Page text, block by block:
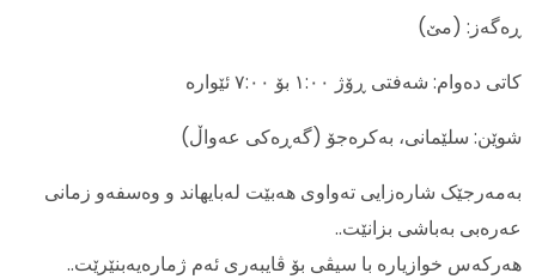
ڕەگەز: (مێ)
کاتی دەوام: شەفتی ڕۆژ ١:٠٠ بۆ ٧:٠٠ ئێوارە
شوێن: سلێمانی، بەکرەجۆ (گەڕەکی عەواڵ)
بەمەرجێک شارەزایی تەواوی هەبێت لەبایهاند و وەسفەو زمانی
عەرەبی بەباشی بزانێت..
هەرکەس خوازیارە با سیڤی بۆ ڤایبەری ئەم ژمارەیەبنێرێت..